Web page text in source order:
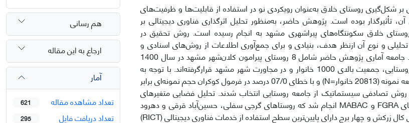
بر شکل‌گیری روستای خلاق به‌عنوان رویکردی نو در استفاده از قابلیت‌ها و ظرفیت‌های
تأثیرگذار بوده است. پژوهش حاضر، به‌منظور تحلیل اثرگذاری فناوری دیجیتالی بر
خلاق سکونتگاه‌های پیراشهری مشهد به انجام رسیده است. روش تحقیق در
و نوع آن ازنظر هدف، بنیادی و برای جمع‌آوری اطلاعات از روش‌های‌ اسنادی و
میدانی استفاده‌شده است. جامعه آماری پژوهش حاضر شامل 8 روستای پیرامون کلان‌شهر مشهد در سال 1400
است که دارای دفتر ICT روستایی، جمعیت بالای 1000 خانوار و در مجاورت شهر مشهد قرارگرفته‌اند. با توجه به
تعداد خانوارهای کل در جامعه نمونه (20813 خانوار=N) و با خطای 07/0 درصد در فرمول کوکران حجم نمونه‌ای برابر
با روش تصادفی سیستماتیک از جامعه روستایی انتخاب شدند. تحلیل فضایی متغیرهای
اصلی با استفاده از مدل‌های FGRA و MABAC انجام شد که روستاهای گرجی سفلی، حسین‌آباد قرقی و دهرود
دارای بالاترین، و روستاهای کال زرکش و چهار برج دارای پایین‌ترین سطح استفاده از خدمات فناوری دیجیتالی (RICT)
هم رسانی
ارجاع به این مقاله
آمار
تعداد مشاهده مقاله
621
تعداد دریافت فایل
295